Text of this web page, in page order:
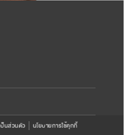
ป็นส่วนตัว นโยบายการใช้คุกกี้